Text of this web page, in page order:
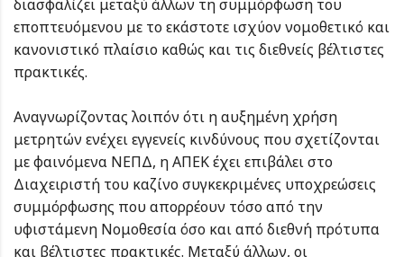
διασφαλίζει μεταξύ άλλων τη συμμόρφωση του
εποπτευόμενου με το εκάστοτε ισχύον νομοθετικό και
κανονιστικό πλαίσιο καθώς και τις διεθνείς βέλτιστες
πρακτικές.
Αναγνωρίζοντας λοιπόν ότι η αυξημένη χρήση
μετρητών ενέχει εγγενείς κινδύνους που σχετίζονται
με φαινόμενα NEΠΔ, η ΑΠΕΚ έχει επιβάλει στο
Διαχειριστή του καζίνο συγκεκριμένες υποχρεώσεις
συμμόρφωσης που απορρέουν τόσο από την
υφιστάμενη Νομοθεσία όσο και από διεθνή πρότυπα
και βέλτιστες πρακτικές. Μεταξύ άλλων, οι